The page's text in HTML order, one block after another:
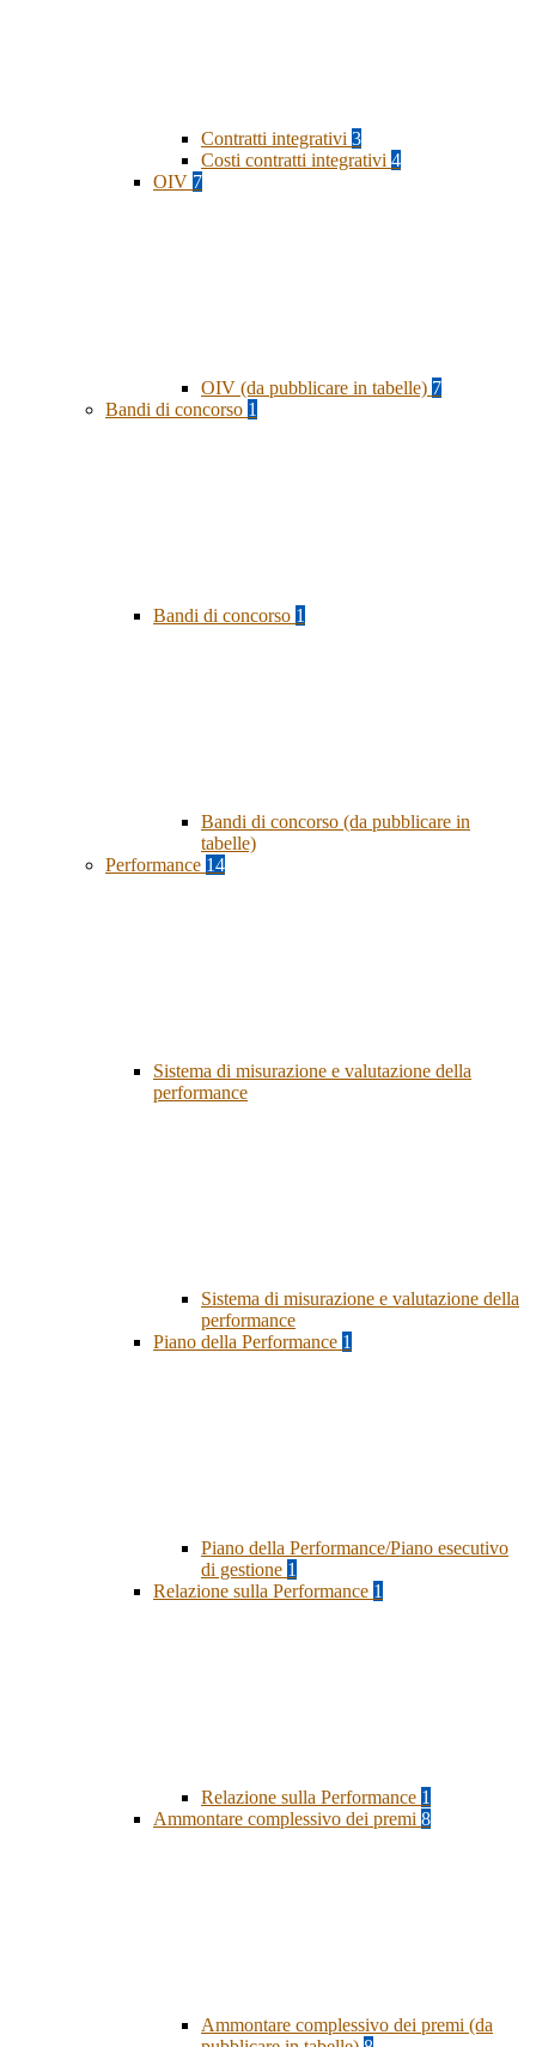
Contratti integrativi 3
Costi contratti integrativi 4
OIV 7
OIV (da pubblicare in tabelle) 7
Bandi di concorso 1
Bandi di concorso 1
Bandi di concorso (da pubblicare in
tabelle)
Performance 14
Sistema di misurazione e valutazione della
performance
Sistema di misurazione e valutazione della
performance
Piano della Performance 1
Piano della Performance/Piano esecutivo
di gestione 1
Relazione sulla Performance 1
Relazione sulla Performance 1
Ammontare complessivo dei premi 8
Ammontare complessivo dei premi (da